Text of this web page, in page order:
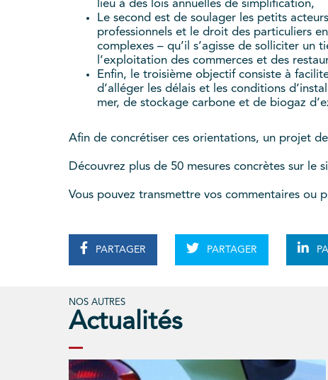
lieu à des lois annuelles de simplification,
Le second est de soulager les petits
professionnels et le droit des particuliers
complexes – qu’il s’agisse de solliciter
l’exploitation des commerces et des
Enfin, le troisième objectif consiste à
d’alléger les délais et les conditions
mer, de stockage carbone et de biogaz
Afin de concrétiser ces orientations, un projet
Découvrez plus de 50 mesures concrètes sur le
Vous pouvez transmettre vos commentaires ou
PARTAGER PARTAGER
NOS AUTRES
Actualités